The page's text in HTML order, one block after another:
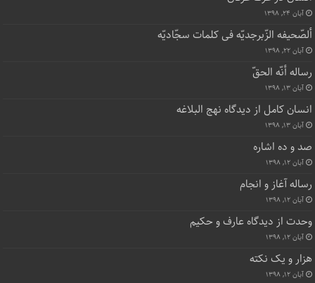
آذر ۲۶, ۱۳۹۸
ألصّحیفه الزّبرجدیّه فی کلمات سجّادیّه
رساله أنّه الحقّ